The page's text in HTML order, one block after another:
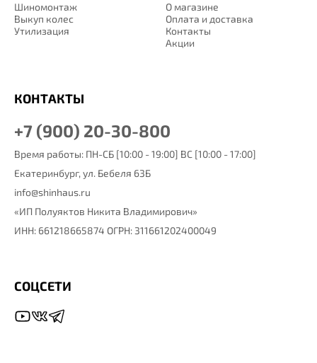
О магазине
Оплата и доставка
Контакты
Акции
Шиномонтаж
Выкуп колес
Утилизация
КОНТАКТЫ
+7 (900) 20-30-800
Время работы: ПН-СБ [10:00 - 19:00] ВС [10:00 - 17:00]
Екатеринбург, ул. Бебеля 63Б
info@shinhaus.ru
«ИП Полуяктов Никита Владимирович»
ИНН: 661218665874 ОГРН: 311661202400049
СОЦСЕТИ